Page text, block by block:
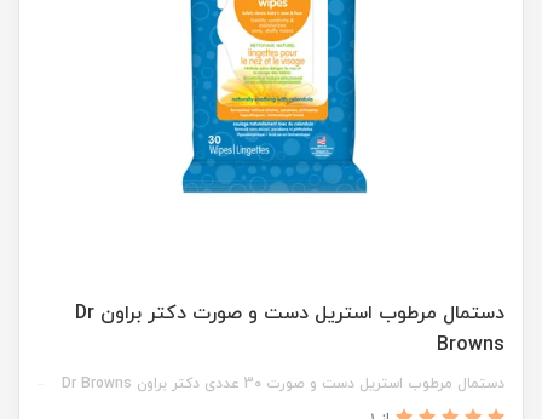
دستمال مرطوب استریل دست و صورت دکتر براون Dr
Browns
دستمال مرطوب استریل دست و صورت 30 عددی دکتر براون Dr Browns